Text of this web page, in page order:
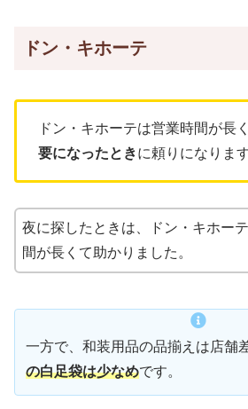
ドン・キホーテ
ドン・キホーテは営業時間が長く
要になったときに頼りになります
夜に探したときは、ドン・キホー
間が長くて助かりました。
一方で、和装用品の品揃えは店舗
の白足袋は少なめです。